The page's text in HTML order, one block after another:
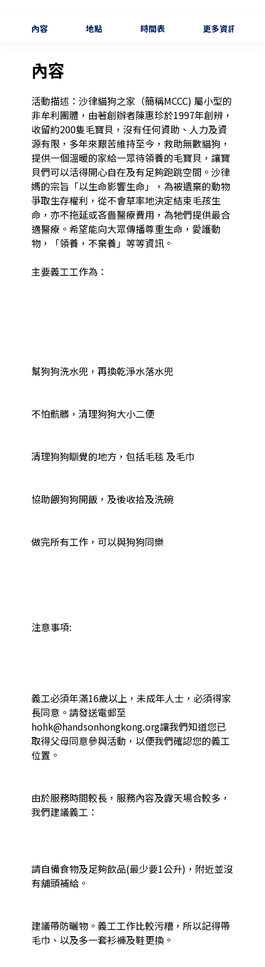
內容 地點 時間表 更多資訊
內容
活動描述：沙律貓狗之家（簡稱MCCC) 屬小型的
非牟利團體，由著創辦者陳惠珍於1997年創辨，
收留約200隻毛寶貝，沒有任何資助、人力及資
源有限，多年來艱苦維持至今，救助無數貓狗，
提供一個溫暖的家給一眾待領養的毛寶貝，讓寶
貝們可以活得開心自在及有足夠跑跳空間。沙律
媽的宗旨「以生命影響生命」，為被遺棄的動物
爭取生存權利，從不會草率地決定結束毛孩生
命，亦不拖延或吝嗇醫療費用，為牠們提供最合
適醫療。希望能向大眾傳播尊重生命，愛護動
物，「領養，不棄養」等等資訊。
主要義工工作為：
幫狗狗洗水兜，再換乾淨水落水兜
不怕骯髒，清理狗狗大小二便
清理狗狗瞓覺的地方，包括毛毯 及毛巾
協助餵狗狗開飯，及後收拾及洗碗
做完所有工作，可以與狗狗同樂
注意事項:
義工必須年滿16歲以上，未成年人士，必須得家
長同意。請發送電郵至
hohk@handsonhongkong.org讓我們知道您已
取得父母同意參與活動，以便我們確認您的義工
位置。
由於服務時間較長，服務內容及露天場合較多，
我們建議義工：
請自備食物及足夠飲品(最少要1公升)，附近並沒
有舖頭補給。
建議帶防曬物。義工工作比較污糟，所以記得帶
毛巾、以及多一套衫褲及鞋更換。